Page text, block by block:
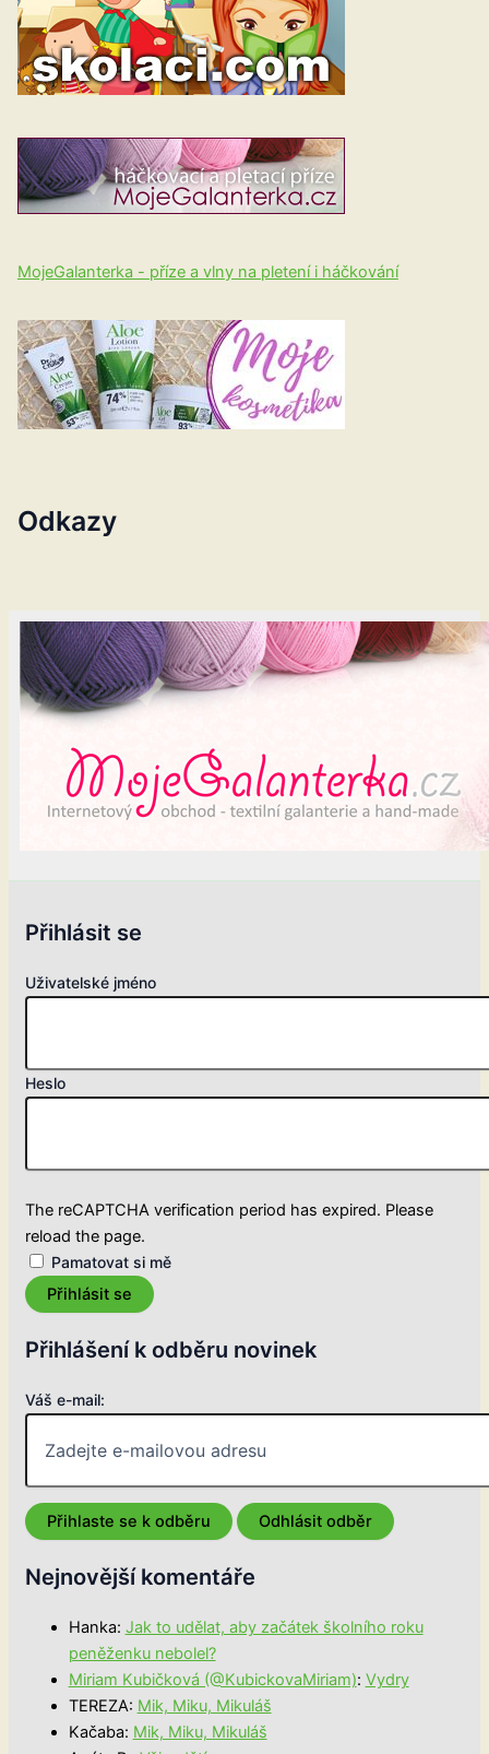
MojeGalanterka - příze a vlny na pletení i háčkování
Odkazy
Přihlásit se
Uživatelské jméno
Heslo
The reCAPTCHA verification period has expired. Please
reload the page.
Pamatovat si mě
Přihlásit se
Přihlášení k odběru novinek
Váš e-mail:
Nejnovější komentáře
Hanka: Jak to udělat, aby začátek školního roku
peněženku nebolel?
Miriam Kubičková (@KubickovaMiriam): Vydry
TEREZA: Mik, Miku, Mikuláš
Kačaba: Mik, Miku, Mikuláš